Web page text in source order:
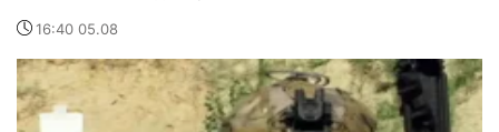
16:40 05.08